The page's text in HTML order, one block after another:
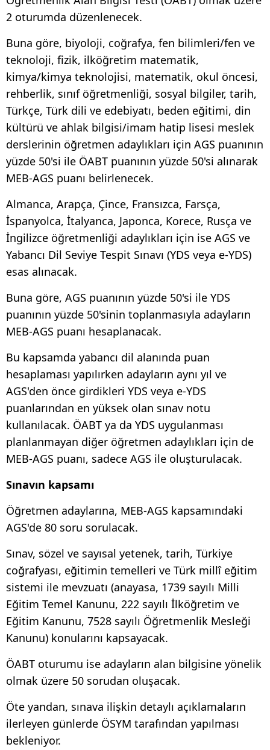
2 oturumda düzenlenecek.
Buna göre, biyoloji, coğrafya, fen bilimleri/fen ve
teknoloji, fizik, ilköğretim matematik,
kimya/kimya teknolojisi, matematik, okul öncesi,
rehberlik, sınıf öğretmenliği, sosyal bilgiler, tarih,
Türkçe, Türk dili ve edebiyatı, beden eğitimi, din
kültürü ve ahlak bilgisi/imam hatip lisesi meslek
derslerinin öğretmen adaylıkları için AGS puanının
yüzde 50'si ile ÖABT puanının yüzde 50'si alınarak
MEB-AGS puanı belirlenecek.
Almanca, Arapça, Çince, Fransızca, Farsça,
İspanyolca, İtalyanca, Japonca, Korece, Rusça ve
İngilizce öğretmenliği adaylıkları için ise AGS ve
Yabancı Dil Seviye Tespit Sınavı (YDS veya e-YDS)
esas alınacak.
Buna göre, AGS puanının yüzde 50'si ile YDS
puanının yüzde 50'sinin toplanmasıyla adayların
MEB-AGS puanı hesaplanacak.
Bu kapsamda yabancı dil alanında puan
hesaplaması yapılırken adayların aynı yıl ve
AGS'den önce girdikleri YDS veya e-YDS
puanlarından en yüksek olan sınav notu
kullanılacak. ÖABT ya da YDS uygulanması
planlanmayan diğer öğretmen adaylıkları için de
MEB-AGS puanı, sadece AGS ile oluşturulacak.
Sınavın kapsamı
Öğretmen adaylarına, MEB-AGS kapsamındaki
AGS'de 80 soru sorulacak.
Sınav, sözel ve sayısal yetenek, tarih, Türkiye
coğrafyası, eğitimin temelleri ve Türk millî eğitim
sistemi ile mevzuatı (anayasa, 1739 sayılı Milli
Eğitim Temel Kanunu, 222 sayılı İlköğretim ve
Eğitim Kanunu, 7528 sayılı Öğretmenlik Mesleği
Kanunu) konularını kapsayacak.
ÖABT oturumu ise adayların alan bilgisine yönelik
olmak üzere 50 sorudan oluşacak.
Öte yandan, sınava ilişkin detaylı açıklamaların
ilerleyen günlerde ÖSYM tarafından yapılması
bekleniyor.